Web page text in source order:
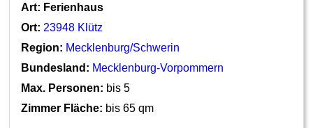
Art: Ferienhaus
Ort: 23948 Klütz
Region: Mecklenburg/Schwerin
Bundesland: Mecklenburg-Vorpommern
Max. Personen: bis 5
Zimmer Fläche: bis 65 qm